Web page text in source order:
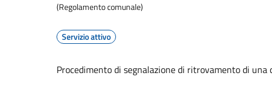
(Regolamento comunale)
Servizio attivo
Procedimento di segnalazione di ritrovamento di una